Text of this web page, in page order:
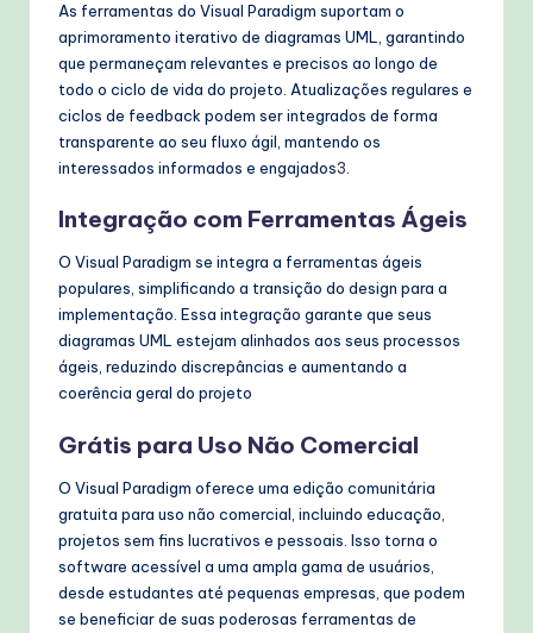
As ferramentas do Visual Paradigm suportam o
aprimoramento iterativo de diagramas UML, garantindo
que permaneçam relevantes e precisos ao longo de
todo o ciclo de vida do projeto. Atualizações regulares e
ciclos de feedback podem ser integrados de forma
transparente ao seu fluxo ágil, mantendo os
interessados informados e engajados3.
Integração com Ferramentas Ágeis
O Visual Paradigm se integra a ferramentas ágeis
populares, simplificando a transição do design para a
implementação. Essa integração garante que seus
diagramas UML estejam alinhados aos seus processos
ágeis, reduzindo discrepâncias e aumentando a
coerência geral do projeto
Grátis para Uso Não Comercial
O Visual Paradigm oferece uma edição comunitária
gratuita para uso não comercial, incluindo educação,
projetos sem fins lucrativos e pessoais. Isso torna o
software acessível a uma ampla gama de usuários,
desde estudantes até pequenas empresas, que podem
se beneficiar de suas poderosas ferramentas de